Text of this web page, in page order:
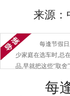
来源：
每逢节假日,
少家庭在选车时,总
品,早就把这些“取
每逢